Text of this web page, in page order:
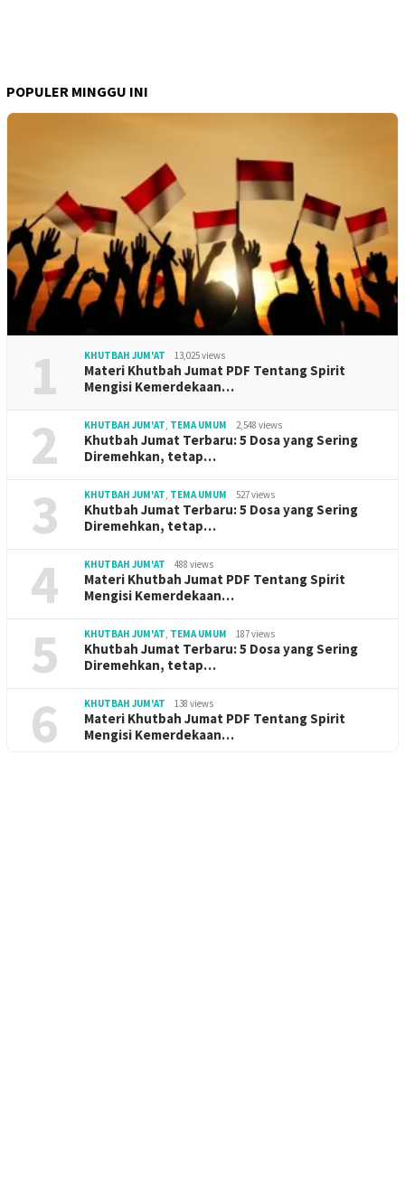
POPULER MINGGU INI
1 KHUTBAH JUM'AT 13,025 views
Materi Khutbah Jumat PDF Tentang Spirit
Mengisi Kemerdekaan…
2 KHUTBAH JUM'AT, TEMA UMUM 2,548 views
Khutbah Jumat Terbaru: 5 Dosa yang Sering
Diremehkan, tetap…
3 KHUTBAH JUM'AT, TEMA UMUM 527 views
Khutbah Jumat Terbaru: 5 Dosa yang Sering
Diremehkan, tetap…
4 KHUTBAH JUM'AT 488 views
Materi Khutbah Jumat PDF Tentang Spirit
Mengisi Kemerdekaan…
5 KHUTBAH JUM'AT, TEMA UMUM 187 views
Khutbah Jumat Terbaru: 5 Dosa yang Sering
Diremehkan, tetap…
6 KHUTBAH JUM'AT 138 views
Materi Khutbah Jumat PDF Tentang Spirit
Mengisi Kemerdekaan…